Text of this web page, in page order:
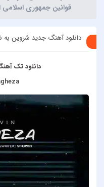
قوانین جمهوری اسلامی
دانلود آهنگ جدید شروین به
دانلود تک